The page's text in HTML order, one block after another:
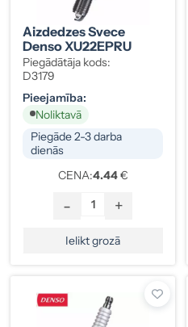
Aizdedzes Svece
Denso XU22EPRU
Piegādātāja kods:
D3179
Pieejamība:
Noliktavā
Piegāde 2-3 darba
dienās
CENA:4.44€
- +
Ielikt grozā